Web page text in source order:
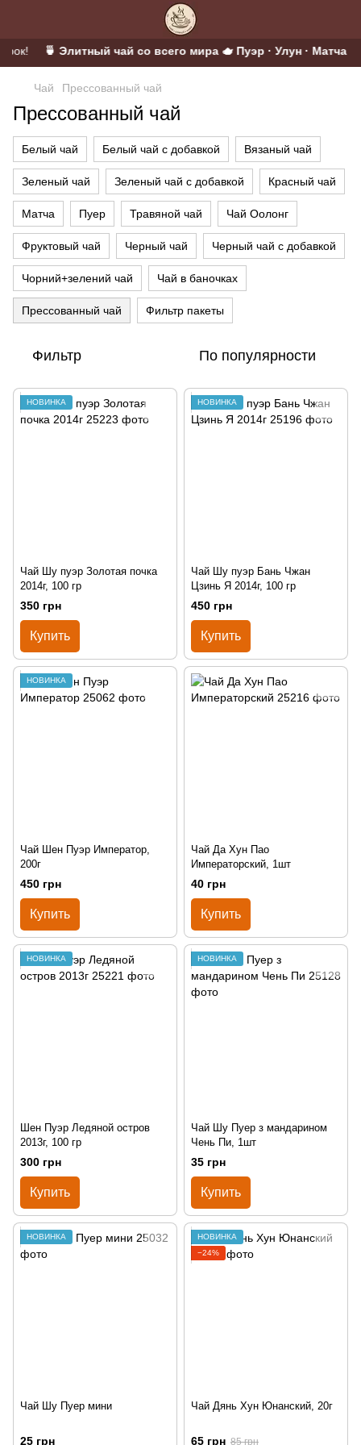
🍵 Элитный чай со всего мира 🫖 Пуэр · Улун · Матча ·
Чай Прессованный чай
Прессованный чай
Белый чай Белый чай с добавкой Вязаный чай
Зеленый чай Зеленый чай с добавкой Красный чай
Матча Пуер Травяной чай Чай Оолонг
Фруктовый чай Черный чай Черный чай с добавкой
Чорний+зелений чай Чай в баночках
Прессованный чай Фильтр пакеты
Фильтр По популярности
НОВИНКА
Чай Шу пуэр Золотая почка
2014г, 100 гр
350 грн
Купить
НОВИНКА
Чай Шу пуэр Бань Чжан
Цзинь Я 2014г, 100 гр
450 грн
Купить
НОВИНКА
Чай Шен Пуэр Император,
200г
450 грн
Купить
Чай Да Хун Пао
Императорский, 1шт
40 грн
Купить
НОВИНКА
Шен Пуэр Ледяной остров
2013г, 100 гр
300 грн
Купить
НОВИНКА
Чай Шу Пуер з мандарином
Чень Пи, 1шт
35 грн
Купить
НОВИНКА
Чай Шу Пуер мини
25 грн
НОВИНКА
−24%
Чай Дянь Хун Юнанский, 20г
65 грн 85 грн